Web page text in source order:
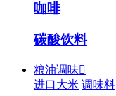
咖啡
碳酸饮料
粮油调味
进口大米 调味料